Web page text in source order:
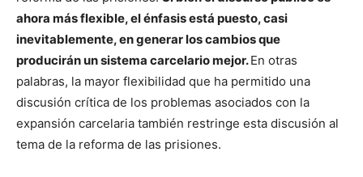
ahora más flexible, el énfasis está puesto, casi
inevitablemente, en generar los cambios que
producirán un sistema carcelario mejor.En otras
palabras, la mayor flexibilidad que ha permitido una
discusión crítica de los problemas asociados con la
expansión carcelaria también restringe esta discusión al
tema de la reforma de las prisiones.